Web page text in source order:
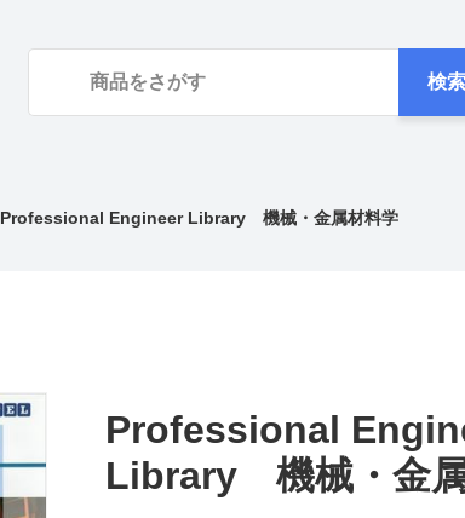
検索
Professional Engineer Library 機械・金属材料学
Professional
Library 機械・金